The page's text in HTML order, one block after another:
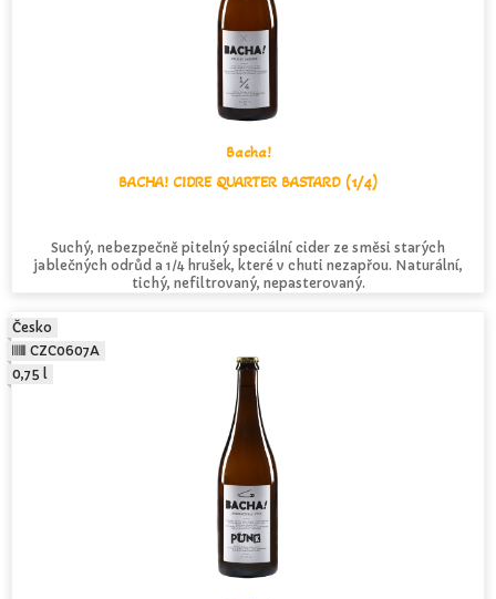
Bacha!
BACHA! CIDRE QUARTER BASTARD (1/4)
Suchý, nebezpečně pitelný speciální cider ze směsi starých
jablečných odrůd a 1/4 hrušek, které v chuti nezapřou. Naturální,
tichý, nefiltrovaný, nepasterovaný.
Česko
CZC0607A
0,75 l